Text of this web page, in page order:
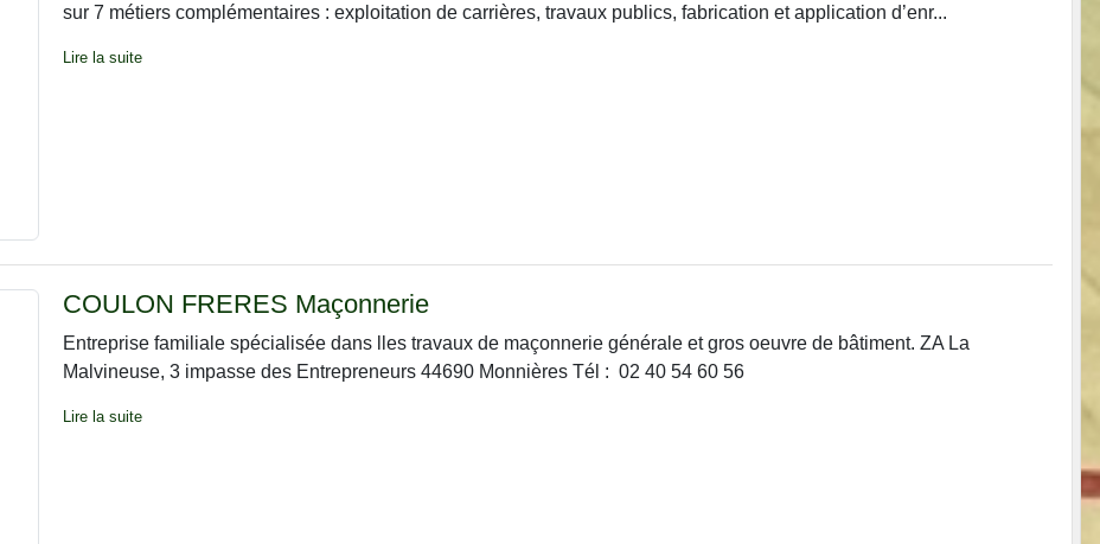
sur 7 métiers complémentaires : exploitation de carrières, travaux publics, fabrication et application d’enr...
Lire la suite
COULON FRERES Maçonnerie
Entreprise familiale spécialisée dans lles travaux de maçonnerie générale et gros oeuvre de bâtiment. ZA La
Malvineuse, 3 impasse des Entrepreneurs 44690 Monnières Tél : 02 40 54 60 56
Lire la suite